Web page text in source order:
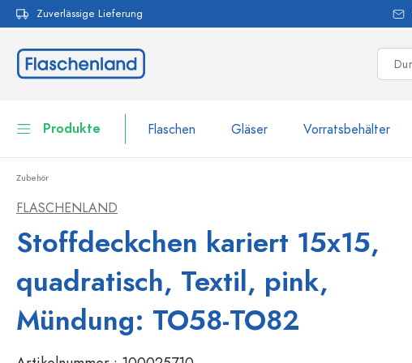
Zur Hauptnavigation springen
Zuverlässige Lieferung
Produkte Flaschen Gläser Vorratsbehälter
Gläser
Kosmetikbehälter
Flaschen nach Marke
Miniaturflaschen
Zubehör
FLASCHENLAND
Stoffdeckchen kariert 15x15,
quadratisch, Textil, pink,
Mündung: TO58-TO82